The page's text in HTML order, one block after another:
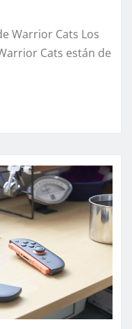
Warrior Cats Los
Cats están de